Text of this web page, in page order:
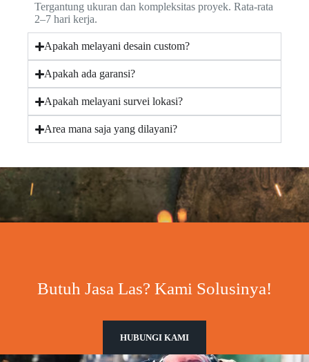
Tergantung ukuran dan kompleksitas proyek. Rata-rata
2–7 hari kerja.
Apakah melayani desain custom?
Apakah ada garansi?
Apakah melayani survei lokasi?
Area mana saja yang dilayani?
Butuh Jasa Las? Kami Solusinya!
HUBUNGI KAMI